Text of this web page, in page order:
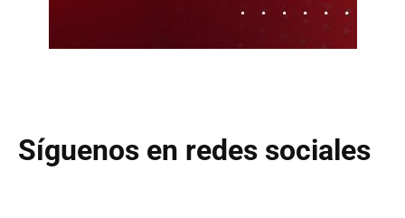
Síguenos en redes sociales